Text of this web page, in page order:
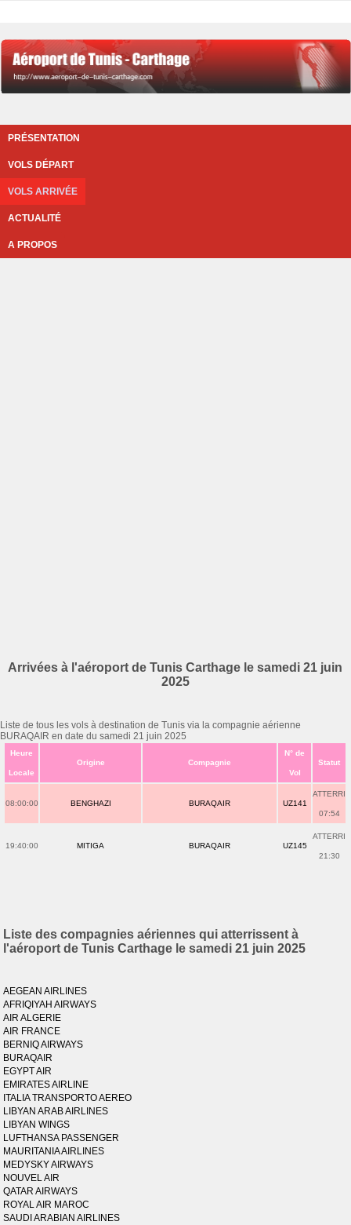
PRÉSENTATION
VOLS DÉPART
VOLS ARRIVÉE
ACTUALITÉ
A PROPOS
Arrivées à l'aéroport de Tunis Carthage le samedi 21 juin
2025
Liste de tous les vols à destination de Tunis via la compagnie aérienne
BURAQAIR en date du samedi 21 juin 2025
Heure
Locale
Origine Compagnie
N° de
Vol
Statut
08:00:00 BENGHAZI BURAQAIR UZ141
ATTERRI
07:54
19:40:00 MITIGA BURAQAIR UZ145
ATTERRI
21:30
Liste des compagnies aériennes qui atterrissent à
l'aéroport de Tunis Carthage le samedi 21 juin 2025
AEGEAN AIRLINES
AFRIQIYAH AIRWAYS
AIR ALGERIE
AIR FRANCE
BERNIQ AIRWAYS
BURAQAIR
EGYPT AIR
EMIRATES AIRLINE
ITALIA TRANSPORTO AEREO
LIBYAN ARAB AIRLINES
LIBYAN WINGS
LUFTHANSA PASSENGER
MAURITANIA AIRLINES
MEDYSKY AIRWAYS
NOUVEL AIR
QATAR AIRWAYS
ROYAL AIR MAROC
SAUDI ARABIAN AIRLINES